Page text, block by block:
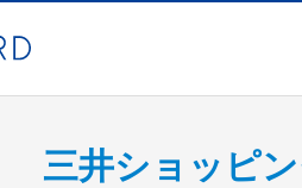
三井ショッピ